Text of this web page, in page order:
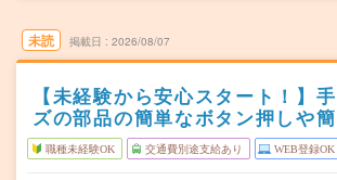
未読 掲載日 2026/08/07
【未経験から安心スタート！】
ズの部品の簡単なボタン押しや
職種未経験OK 交通費別途支給あり WEB登録OK